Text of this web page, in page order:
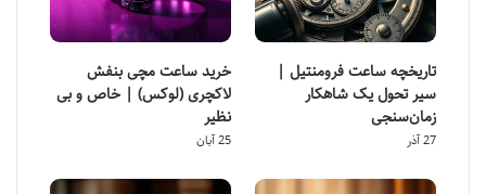
تاریخچه ساعت فرومنتیل |
سیر تحول یک شاهکار
زمان‌سنجی
27 آذر
خرید ساعت مچی بنفش
لاکچری (لوکس) | خاص و بی
نظیر
25 آبان